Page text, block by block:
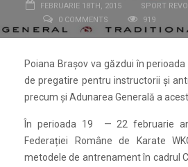
FEBRUARIE 18TH, 2015 SPORT
0 COMMENTS
919
Poiana Brașov va găzdui în
de pregatire pentru instructorii și
precum și Adunarea Generală a
În perioada 19 — 22 februarie
Federației Române de Karate
metodele de antrenament în cadrul